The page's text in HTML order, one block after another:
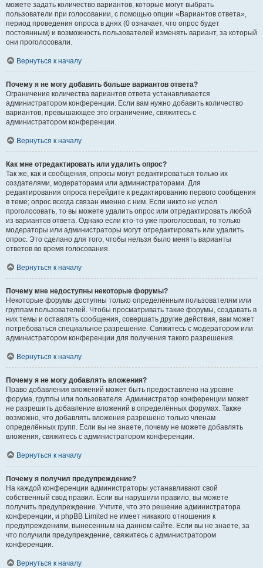
можете задать количество вариантов, которые могут выбрать
пользователи при голосовании, с помощью опции «Вариантов ответа»,
период проведения опроса в днях (0 означает, что опрос будет
постоянным) и возможность пользователей изменять вариант, за который
они проголосовали.
Вернуться к началу
Почему я не могу добавить больше вариантов ответа?
Ограничение количества вариантов ответа устанавливается
администратором конференции. Если вам нужно добавить количество
вариантов, превышающее это ограничение, свяжитесь с
администратором конференции.
Вернуться к началу
Как мне отредактировать или удалить опрос?
Так же, как и сообщения, опросы могут редактироваться только их
создателями, модераторами или администраторами. Для
редактирования опроса перейдите к редактированию первого сообщения
в теме; опрос всегда связан именно с ним. Если никто не успел
проголосовать, то вы можете удалить опрос или отредактировать любой
из вариантов ответа. Однако если кто-то уже проголосовал, то только
модераторы или администраторы могут отредактировать или удалить
опрос. Это сделано для того, чтобы нельзя было менять варианты
ответов во время голосования.
Вернуться к началу
Почему мне недоступны некоторые форумы?
Некоторые форумы доступны только определённым пользователям или
группам пользователей. Чтобы просматривать такие форумы, создавать в
них темы и оставлять сообщения, совершать другие действия, вам может
потребоваться специальное разрешение. Свяжитесь с модератором или
администратором конференции для получения такого разрешения.
Вернуться к началу
Почему я не могу добавлять вложения?
Право добавления вложений может быть предоставлено на уровне
форума, группы или пользователя. Администратор конференции может
не разрешить добавление вложений в определённых форумах. Также
возможно, что добавлять вложения разрешено только членам
определённых групп. Если вы не знаете, почему не можете добавлять
вложения, свяжитесь с администратором конференции.
Вернуться к началу
Почему я получил предупреждение?
На каждой конференции администраторы устанавливают свой
собственный свод правил. Если вы нарушили правило, вы можете
получить предупреждение. Учтите, что это решение администратора
конференции, и phpBB Limited не имеет никакого отношения к
предупреждениям, вынесенным на данном сайте. Если вы не знаете, за
что получили предупреждение, свяжитесь с администратором
конференции.
Вернуться к началу